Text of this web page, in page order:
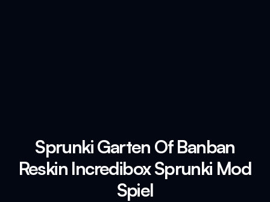
Sprunki Garten Of Banban
Reskin Incredibox Sprunki Mod
Spiel